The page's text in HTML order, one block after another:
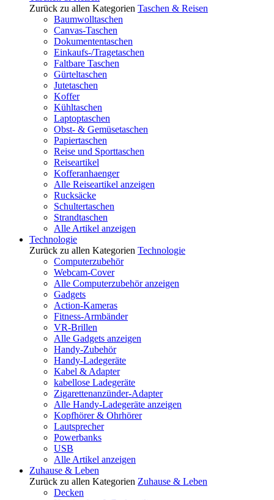
Zurück zu allen Kategorien Taschen & Reisen
Baumwolltaschen
Canvas-Taschen
Dokumententaschen
Einkaufs-/Tragetaschen
Faltbare Taschen
Gürteltaschen
Jutetaschen
Koffer
Kühltaschen
Laptoptaschen
Obst- & Gemüsetaschen
Papiertaschen
Reise und Sporttaschen
Reiseartikel
Kofferanhaenger
Alle Reiseartikel anzeigen
Rucksäcke
Schultertaschen
Strandtaschen
Alle Artikel anzeigen
Technologie
Zurück zu allen Kategorien Technologie
Computerzubehör
Webcam-Cover
Alle Computerzubehör anzeigen
Gadgets
Action-Kameras
Fitness-Armbänder
VR-Brillen
Alle Gadgets anzeigen
Handy-Zubehör
Handy-Ladegeräte
Kabel & Adapter
kabellose Ladegeräte
Zigarettenanzünder-Adapter
Alle Handy-Ladegeräte anzeigen
Kopfhörer & Ohrhörer
Lautsprecher
Powerbanks
USB
Alle Artikel anzeigen
Zuhause & Leben
Zurück zu allen Kategorien Zuhause & Leben
Decken